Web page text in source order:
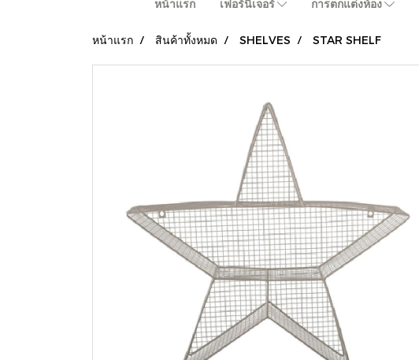
หน้าแรก เฟอร์นิเจอร์ การตกแต่งห้อง
หน้าแรก สินค้าทั้งหมด SHELVES STAR SHELF